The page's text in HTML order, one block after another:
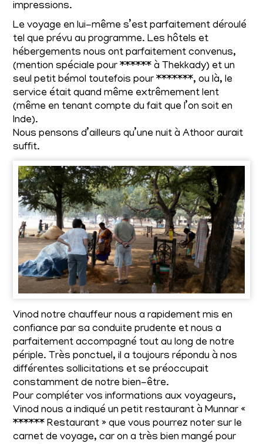
impressions.
Le voyage en lui-même s’est parfaitement déroulé
tel que prévu au programme. Les hôtels et
hébergements nous ont parfaitement convenus,
(mention spéciale pour ****** à Thekkady) et un
seul petit bémol toutefois pour *******, ou là, le
service était quand même extrêmement lent
(même en tenant compte du fait que l’on soit en
Inde).
Nous pensons d’ailleurs qu’une nuit à Athoor aurait
suffit.
Vinod notre chauffeur nous a rapidement mis en
confiance par sa conduite prudente et nous a
parfaitement accompagné tout au long de notre
périple. Très ponctuel, il a toujours répondu à nos
différentes sollicitations et se préoccupait
constamment de notre bien-être.
Pour compléter vos informations aux voyageurs,
Vinod nous a indiqué un petit restaurant à Munnar «
****** Restaurant » que vous pourrez noter sur le
carnet de voyage, car on a très bien mangé pour